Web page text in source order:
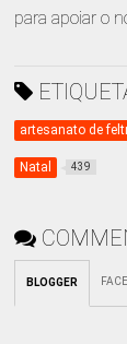
para apoiar o
artesanato de
Natal 439
BLOGGER